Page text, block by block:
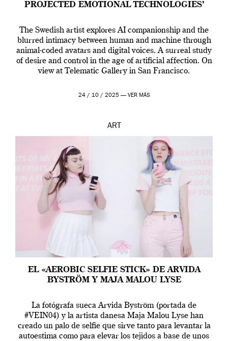
PROJECTED EMOTIONAL TECHNOLOGIES’
The Swedish artist explores AI companionship and the
blurred intimacy between human and machine through
animal-coded avatars and digital voices. A surreal study
of desire and control in the age of artificial affection. On
view at Telematic Gallery in San Francisco.
24 / 10 / 2025 — VER MÁS
ART
EL «AEROBIC SELFIE STICK» DE ARVIDA
BYSTRÖM Y MAJA MALOU LYSE
La fotógrafa sueca Arvida Byström (portada de
#VEIN04) y la artista danesa Maja Malou Lyse han
creado un palo de selfie que sirve tanto para levantar la
autoestima como para elevar los tejidos a base de unos